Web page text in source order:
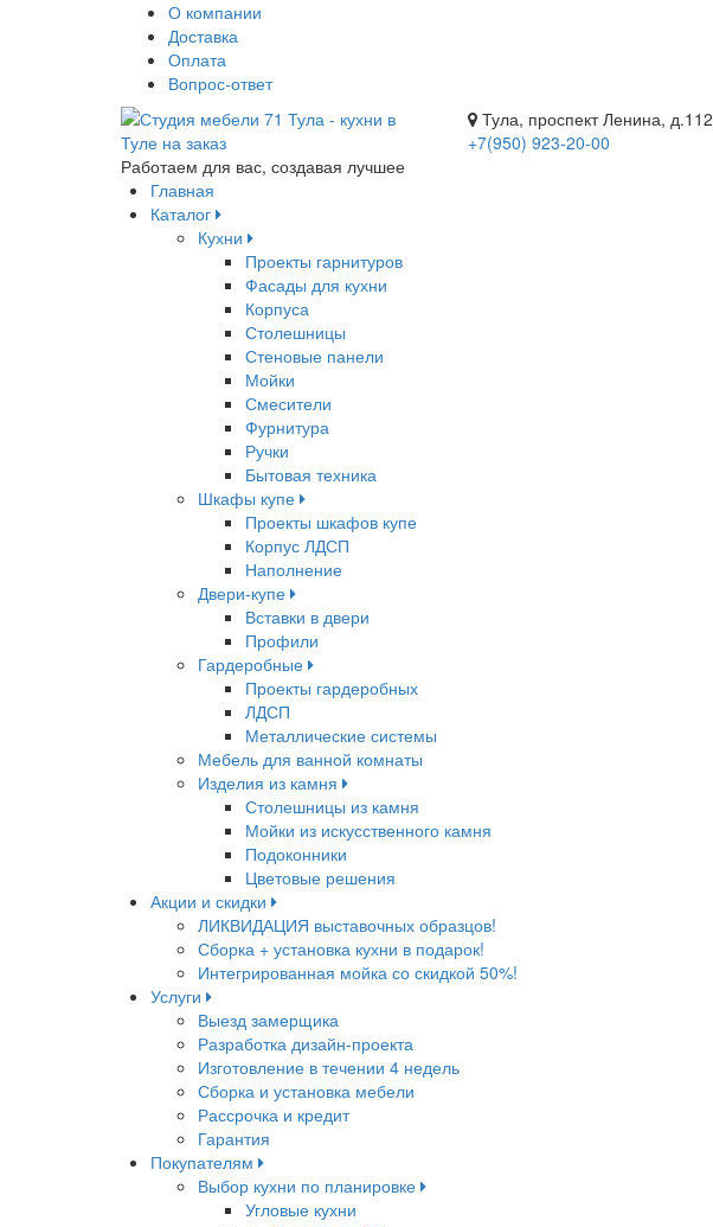
О компании
Доставка
Оплата
Вопрос-ответ
Работаем для вас, создавая лучшее
Тула, проспект Ленина, д.112
+7(950) 923-20-00
Главная
Каталог
Кухни
Проекты гарнитуров
Фасады для кухни
Корпуса
Столешницы
Стеновые панели
Мойки
Смесители
Фурнитура
Ручки
Бытовая техника
Шкафы купе
Проекты шкафов купе
Корпус ЛДСП
Наполнение
Двери-купе
Вставки в двери
Профили
Гардеробные
Проекты гардеробных
ЛДСП
Металлические системы
Мебель для ванной комнаты
Изделия из камня
Столешницы из камня
Мойки из искусственного камня
Подоконники
Цветовые решения
Акции и скидки
ЛИКВИДАЦИЯ выставочных образцов!
Сборка + установка кухни в подарок!
Интегрированная мойка со скидкой 50%!
Услуги
Выезд замерщика
Разработка дизайн-проекта
Изготовление в течении 4 недель
Сборка и установка мебели
Рассрочка и кредит
Гарантия
Покупателям
Выбор кухни по планировке
Угловые кухни